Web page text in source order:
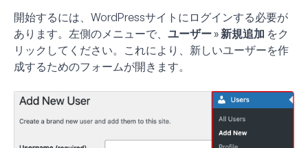
開始するには、WordPressサイトにログインする必要が
あります。左側のメニューで、 ユーザー » 新規追加 をク
リックしてください。これにより、新しいユーザーを作
成するためのフォームが開きます。